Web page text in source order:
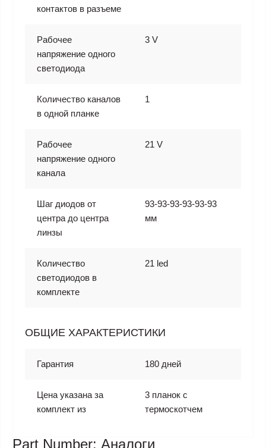
контактов в разъеме
Рабочее
напряжение одного
светодиода
3 V
Количество каналов
в одной планке
1
Рабочее
напряжение одного
канала
21 V
Шаг диодов от
центра до центра
линзы
93-93-93-93-93-93
мм
Количество
светодиодов в
комплекте
21 led
ОБЩИЕ ХАРАКТЕРИСТИКИ
Гарантия 180 дней
Цена указана за
комплект из
3 планок с
термоскотчем
Part Number: Аналоги